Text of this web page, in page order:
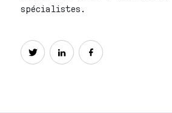
spécialistes.